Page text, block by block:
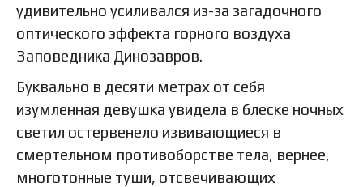
удивительно усиливался из-за загадочного
оптического эффекта горного воздуха
Заповедника Динозавров.
Буквально в десяти метрах от себя
изумленная девушка увидела в блеске ночных
светил остервенело извивающиеся в
смертельном противоборстве тела, вернее,
многотонные туши, отсвечивающих